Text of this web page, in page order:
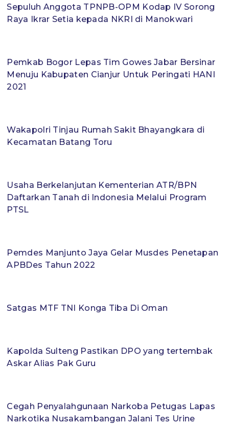
Sepuluh Anggota TPNPB-OPM Kodap IV Sorong
Raya Ikrar Setia kepada NKRI di Manokwari
Pemkab Bogor Lepas Tim Gowes Jabar Bersinar
Menuju Kabupaten Cianjur Untuk Peringati HANI
2021
Wakapolri Tinjau Rumah Sakit Bhayangkara di
Kecamatan Batang Toru
Usaha Berkelanjutan Kementerian ATR/BPN
Daftarkan Tanah di Indonesia Melalui Program
PTSL
Pemdes Manjunto Jaya Gelar Musdes Penetapan
APBDes Tahun 2022
Satgas MTF TNI Konga Tiba Di Oman
Kapolda Sulteng Pastikan DPO yang tertembak
Askar Alias Pak Guru
Cegah Penyalahgunaan Narkoba Petugas Lapas
Narkotika Nusakambangan Jalani Tes Urine